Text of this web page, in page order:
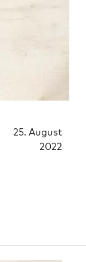
25. August
2022